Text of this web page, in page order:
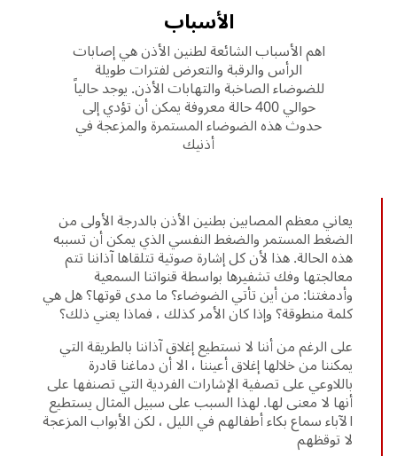
الأسباب
اهم الأسباب الشائعة لطنين الأذن هي إصابات
الرأس والرقبة والتعرض لفترات طويلة
للضوضاء الصاخبة والتهابات الأذن. يوجد حالياً
حوالي 400 حالة معروفة يمكن أن تؤدي إلى
حدوث هذه الضوضاء المستمرة والمزعجة في
أذنيك
يعاني معظم المصابين بطنين الأذن بالدرجة الأولى من
الضغط المستمر والضغط النفسي الذي يمكن أن تسببه
هذه الحالة. هذا لأن كل إشارة صوتية تتلقاها آذاننا تتم
معالجتها وفك تشفيرها بواسطة قنواتنا السمعية
وأدمغتنا: من أين تأتي الضوضاء؟ ما مدى قوتها؟ هل هي
كلمة منطوقة؟ وإذا كان الأمر كذلك ، فماذا يعني ذلك؟
على الرغم من أننا لا نستطيع إغلاق آذاننا بالطريقة التي
يمكننا من خلالها إغلاق أعيننا ، الا أن دماغنا قادرة
باللاوعي على تصفية الإشارات الفردية التي تصنفها على
أنها لا معنى لها. لهذا السبب على سبيل المثال يستطيع
الآباء سماع بكاء أطفالهم في الليل ، لكن الأبواب المزعجة
لا توقظهم